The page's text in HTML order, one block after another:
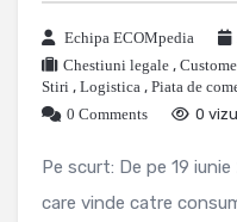
Echipa ECOMpedia
Chestiuni legale ,
Stiri , Logistica , Piata de
0 Comments
0
Pe scurt: De pe 19
care vinde catre